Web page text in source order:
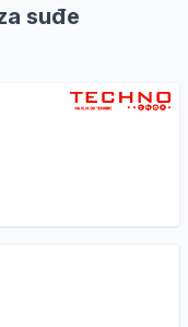
suđe